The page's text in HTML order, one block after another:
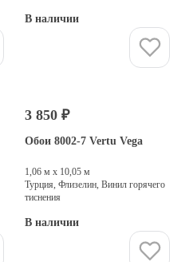
В наличии
3 850 ₽
Обои 8002-7 Vertu Vega
1,06 м х 10,05 м
Турция, Флизелин, Винил горячего
тиснения
В наличии